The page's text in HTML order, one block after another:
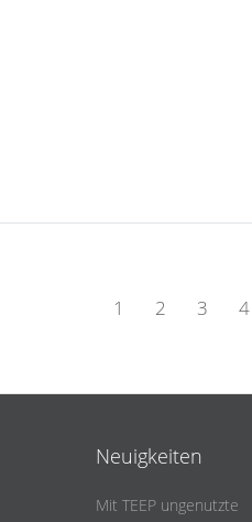
1 2 3 4
Neuigkeiten
Mit TEEP ungenutzte